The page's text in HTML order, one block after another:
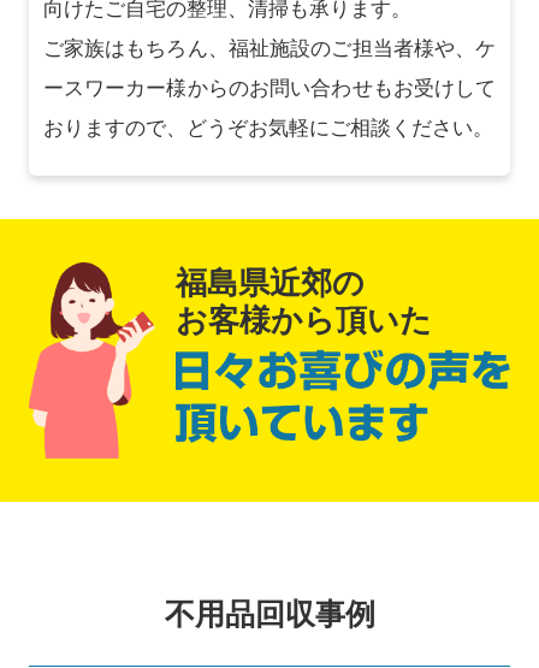
向けたご自宅の整理、清掃も承ります。
ご家族はもちろん、福祉施設のご担当者様や、ケ
ースワーカー様からのお問い合わせもお受けして
おりますので、どうぞお気軽にご相談ください。
福島県近郊の
お客様から頂いた
不用品回収事例